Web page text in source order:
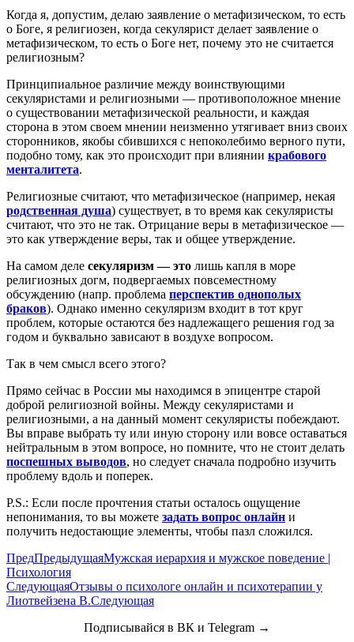
Когда я, допустим, делаю заявление о метафизическом, то есть
о Боге, я религиозен, когда секулярист делает заявление о
метафизическом, то есть о Боге нет, почему это не считается
религиозным?
Принципиальное различие между воинствующими
секуляристами и религиозными — противоположное мнение
о существовании метафизической реальности, и каждая
сторона в этом своем мнении неизменно утягивает вниз своих
сторонников, якобы сбившихся с непоколебимо верного пути,
подобно тому, как это происходит при влиянии крабового
менталитета.
Религиозные считают, что метафизическое (например, некая
родственная душа) существует, в то время как секуляристы
считают, что это не так. Отрицание веры в метафизическое —
это как утверждение веры, так и общее утверждение.
На самом деле секуляризм — это лишь капля в море
религиозных догм, подвергаемых повсеместному
обсуждению (напр. проблема перспектив однополых
браков). Однако именно секуляризм входит в тот круг
проблем, которые остаются без надлежащего решения год за
годом и буквально зависают в воздухе вопросом.
Так в чем смысл всего этого?
Прямо сейчас в России мы находимся в эпицентре старой
доброй религиозной войны. Между секуляристами и
религиозными, а на данный момент секуляристы побеждают.
Вы вправе выбрать ту или иную сторону или вовсе оставаться
нейтральным в этом вопросе, но помните, что не стоит делать
поспешных выводов, но следует сначала подробно изучить
проблему вдоль и поперек.
P.S.: Если после прочтения статьи осталось ощущение
непонимания, то вы можете задать вопрос онлайн и
получить недостающие элементы, чтобы пазл сложился.
ПредПредыдущаяМужская иерархия и мужское поведение |
Психология
СледующаяОтзывы о психологе онлайн и психотерапии у
Лиотвейзена В.Следующая
Подписывайся в ВК и Telegram →